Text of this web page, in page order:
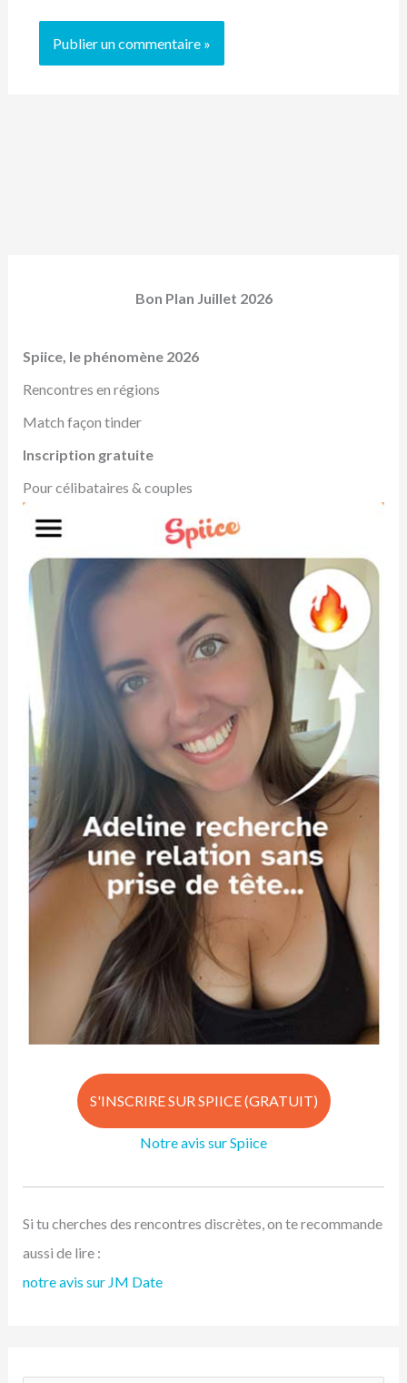
Bon Plan Juillet 2026
Spiice, le phénomène 2026
Rencontres en régions
Match façon tinder
Inscription gratuite
Pour célibataires & couples
S'INSCRIRE SUR SPIICE (GRATUIT)
Notre avis sur Spiice
Si tu cherches des rencontres discrètes, on te recommande
aussi de lire :
notre avis sur JM Date